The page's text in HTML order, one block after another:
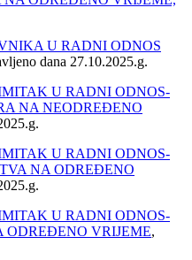
U RADNI ODNOS
dana 27.10.2025.g.
U RADNI ODNOS-
NA NEODREĐENO
U RADNI ODNOS-
NA ODREĐENO
U RADNI ODNOS-
ODREĐENO VRIJEME,